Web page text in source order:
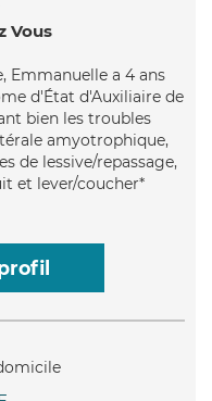
Vous
Emmanuelle a 4 ans
d'État d'Auxiliaire de
bien les troubles
amyotrophique,
de lessive/repassage,
et lever/coucher*